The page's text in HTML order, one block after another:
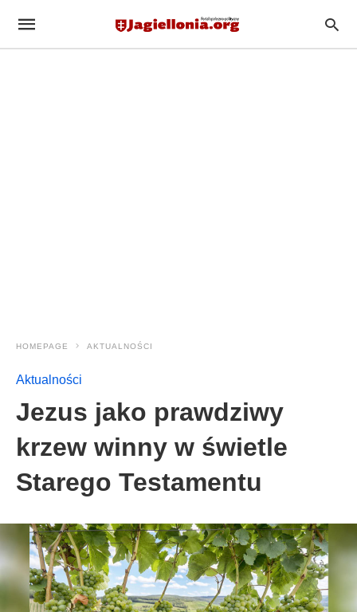
HOMEPAGE AKTUALNOŚCI
Aktualności
Jezus jako prawdziwy
krzew winny w świetle
Starego Testamentu